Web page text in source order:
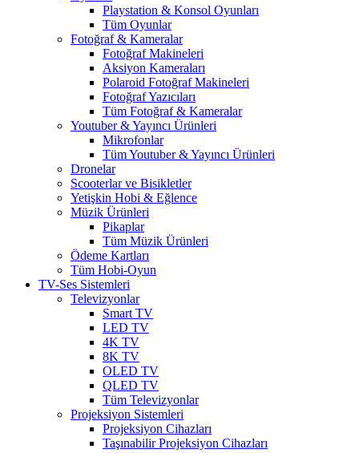
Playstation & Konsol Oyunları
Tüm Oyunlar
Fotoğraf & Kameralar
Fotoğraf Makineleri
Aksiyon Kameraları
Polaroid Fotoğraf Makineleri
Fotoğraf Yazıcıları
Tüm Fotoğraf & Kameralar
Youtuber & Yayıncı Ürünleri
Mikrofonlar
Tüm Youtuber & Yayıncı Ürünleri
Dronelar
Scooterlar ve Bisikletler
Yetişkin Hobi & Eğlence
Müzik Ürünleri
Pikaplar
Tüm Müzik Ürünleri
Ödeme Kartları
Tüm Hobi-Oyun
TV-Ses Sistemleri
Televizyonlar
Smart TV
LED TV
4K TV
8K TV
OLED TV
QLED TV
Tüm Televizyonlar
Projeksiyon Sistemleri
Projeksiyon Cihazları
Taşınabilir Projeksiyon Cihazları